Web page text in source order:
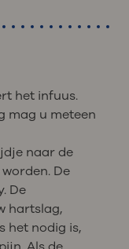
het infuus.
mag u meteen
naar de
De
De
hartslag,
het nodig is,